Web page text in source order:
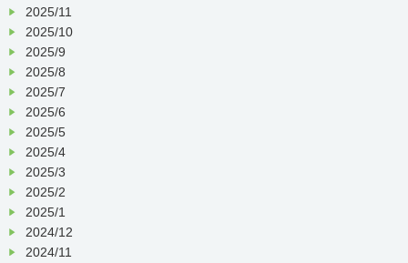
2025/11
2025/10
2025/9
2025/8
2025/7
2025/6
2025/5
2025/4
2025/3
2025/2
2025/1
2024/12
2024/11